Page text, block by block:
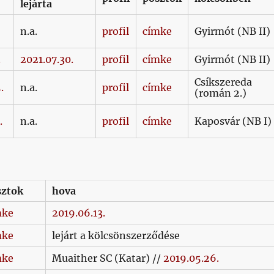
lejárta
n.a. profil címke Gyirmót (NB II)
2021.07.30. profil címke Gyirmót (NB II)
n.a. profil címke
Csíkszereda
(román 2.)
n.a. profil címke Kaposvár (NB I)
hova
2019.06.13.
lejárt a kölcsönszerződése
Muaither SC (Katar) //2019.05.26.